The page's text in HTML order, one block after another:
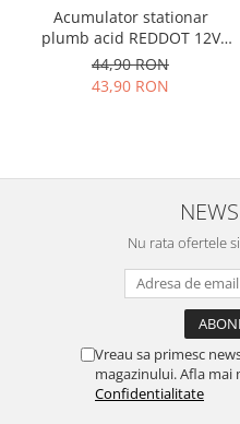
Acumulator stationar
plumb acid REDDOT 12V
2.2Ah AGM VRLA
44,90 RON
43,90 RON
Nu rata ofertele
Vreau sa primesc
magazinului. Afla mai
Confidentialitate